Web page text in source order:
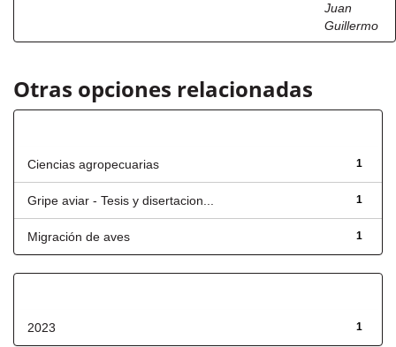
Juan
Guillermo
Otras opciones relacionadas
1
Ciencias agropecuarias
1
Gripe aviar - Tesis y disertacion...
1
Migración de aves
1
2023